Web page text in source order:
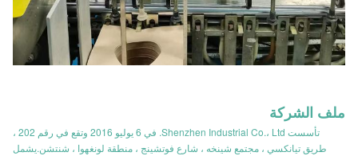
ملف الشركة
تأسست Shenzhen Industrial Co.، Ltd. في 6 يوليو 2016 وتقع في رقم 202 ،
طريق تيانكسي ، مجتمع شينخه ، شارع فوتشينج ، منطقة لونغهوا ، شنتشن.يشمل